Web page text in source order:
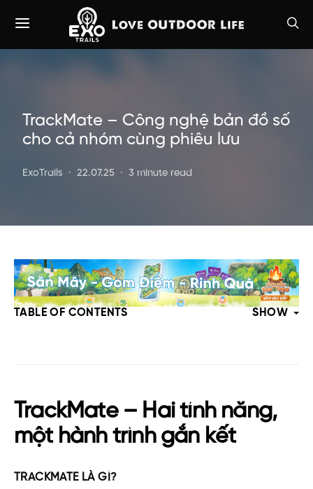
TrackMate – Công nghệ bản đồ số
cho cả nhóm cùng phiêu lưu
ExoTrails 22.07.25 3 minute read
TABLE OF CONTENTS SHOW
TrackMate – Hai tính năng,
một hành trình gắn kết
TRACKMATE LÀ GÌ?